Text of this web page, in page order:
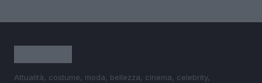
Attualità, costume, moda, bellezza, cinema, celebrity,